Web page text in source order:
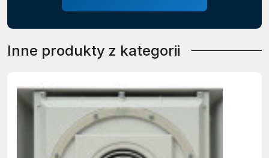
Inne produkty z kategorii